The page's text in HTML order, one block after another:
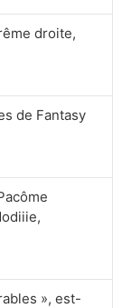
droite,
de Fantasy
», est-